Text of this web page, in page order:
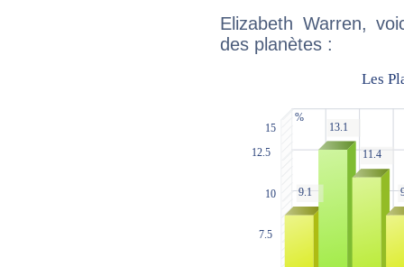
Elizabeth Warren,
des planètes :